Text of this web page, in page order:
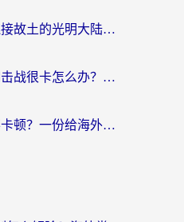
在异国他乡，寻找连接故土的光明大陆免费加速器
在海外玩坦克世界闪击战很卡怎么办？老玩家亲测有效的加速器选择指南
欧洲怎么玩新诛仙不卡顿？一份给海外游子的国服游戏畅玩指南